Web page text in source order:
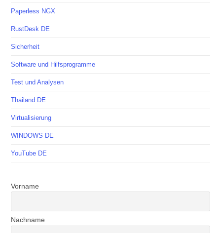
Paperless NGX
RustDesk DE
Sicherheit
Software und Hilfsprogramme
Test und Analysen
Thailand DE
Virtualisierung
WINDOWS DE
YouTube DE
Vorname
Nachname